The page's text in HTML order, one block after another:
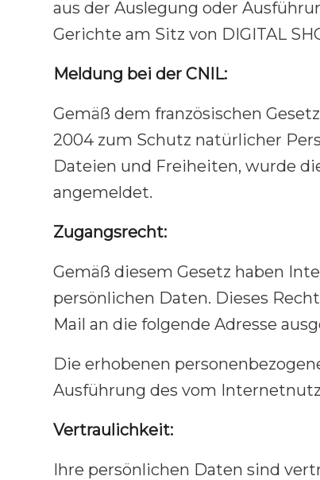
aus der Auslegung oder
Gerichte am Sitz von DIGITAL
Meldung bei der CNIL:
Gemäß dem französischen
2004 zum Schutz natürlicher
Dateien und Freiheiten, wurde
angemeldet.
Zugangsrecht:
Gemäß diesem Gesetz haben
persönlichen Daten. Dieses Recht
Mail an die folgende Adresse
Die erhobenen
Ausführung des vom
Vertraulichkeit:
Ihre persönlichen Daten sind